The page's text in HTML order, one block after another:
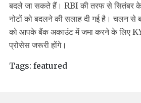
बदले जा सकते हैं। RBI की तरफ से सितंबर
नोटों को बदलने की सलाह दी गई है। चलन से
को आपके बैंक अकाउंट में जमा करने के लिए
प्रोसेस जरूरी होंगे।
Tags: featured